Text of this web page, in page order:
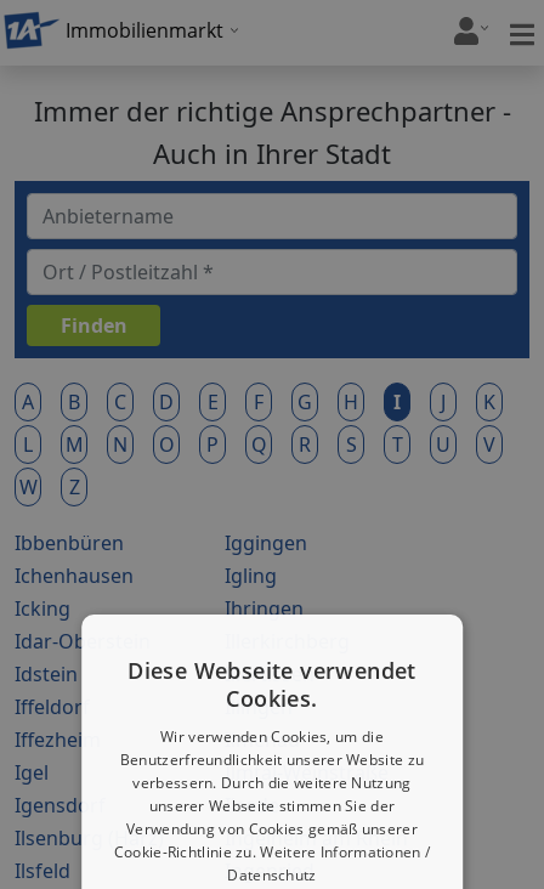
Immobilienmarkt
Immer der richtige Ansprechpartner -
Auch in Ihrer Stadt
A B C D E F G H I J
K
L
M N O P Q R S T U
V
W
Z
Ibbenbüren
Ichenhausen
Icking
Idar-Oberstein
Idstein
Iffeldorf
Iffezheim
Igel
Igensdorf
Iggingen
Igling
Ihringen
Illertissen
Illingen
Ilmenau
Ilmtal-Weinstraße
Ilsede
Ilsenburg (Harz)
Ilsfeld
Ingelheim am Rhein
Ingenried
Diese Webseite verwendet
Cookies.
Wir verwenden Cookies, um die
Benutzerfreundlichkeit unserer Website zu
verbessern. Durch die weitere Nutzung
unserer Webseite stimmen Sie der
Verwendung von Cookies gemäß unserer
Cookie-Richtlinie zu.Weitere Informationen /
Datenschutz